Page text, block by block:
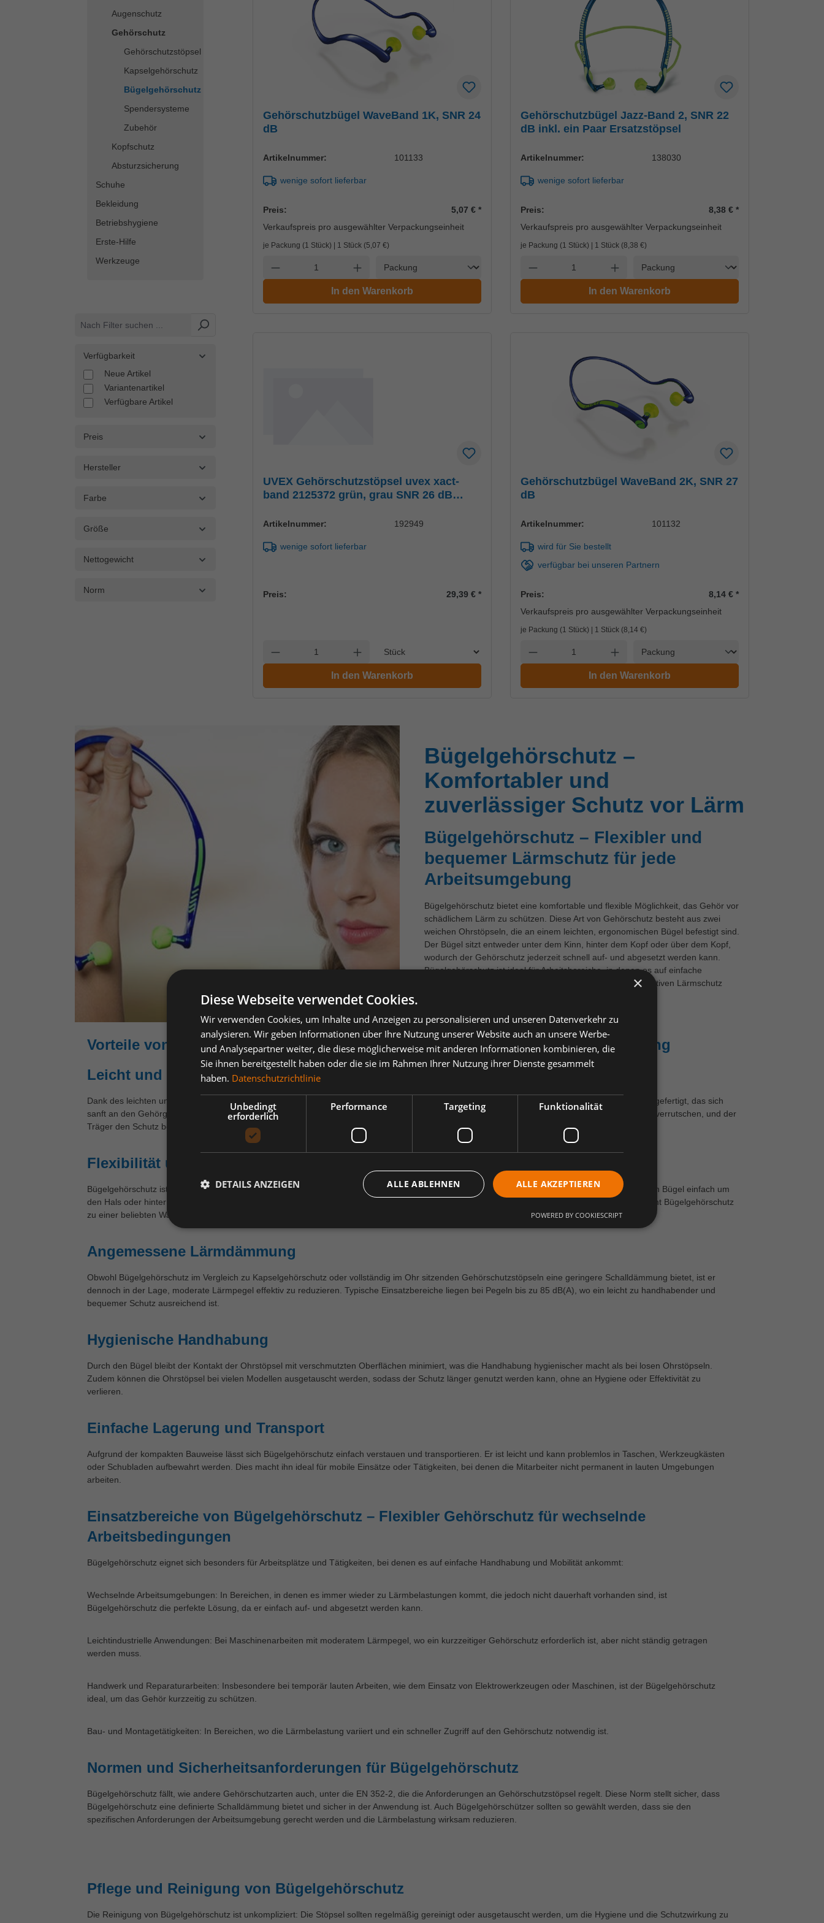
Augenschutz
Gehörschutz
Gehörschutzstöpsel
Kapselgehörschutz
Bügelgehörschutz
Spendersysteme
Zubehör
Kopfschutz
Absturzsicherung
Schuhe
Bekleidung
Betriebshygiene
Erste-Hilfe
Werkzeuge
Verfügbarkeit
Neue Artikel
Variantenartikel
Verfügbare Artikel
Preis
Hersteller
Farbe
Größe
Nettogewicht
Norm
Gehörschutzbügel WaveBand 1K, SNR 24
dB
Artikelnummer: 101133
wenige sofort lieferbar
Preis: 5,07 €*
Verkaufspreis pro ausgewählter Verpackungseinheit
je Packung (1 Stück) | 1 Stück (5,07 €)
Anzahl verringern Anzahl erhöhen
In den Warenkorb
Gehörschutzbügel Jazz-Band 2, SNR 22
dB inkl. ein Paar Ersatzstöpsel
Artikelnummer: 138030
wenige sofort lieferbar
Preis: 8,38 €*
Verkaufspreis pro ausgewählter Verpackungseinheit
je Packung (1 Stück) | 1 Stück (8,38 €)
Anzahl verringern Anzahl erhöhen
In den Warenkorb
UVEX Gehörschutzstöpsel uvex xact-
band 2125372 grün, grau SNR 26 dB
Artikelnummer: 192949
wenige sofort lieferbar
Preis: 29,39 €*
Anzahl verringern Anzahl erhöhen
In den Warenkorb
Gehörschutzbügel WaveBand 2K, SNR 27
dB
Artikelnummer: 101132
wird für Sie bestellt
verfügbar bei unseren Partnern
Preis: 8,14 €*
Verkaufspreis pro ausgewählter Verpackungseinheit
je Packung (1 Stück) | 1 Stück (8,14 €)
Anzahl verringern Anzahl erhöhen
In den Warenkorb
Bügelgehörschutz –
Komfortabler und
zuverlässiger Schutz vor Lärm
Bügelgehörschutz – Flexibler und
bequemer Lärmschutz für jede
Arbeitsumgebung
Bügelgehörschutz bietet eine komfortable und flexible Möglichkeit, das Gehör vor
schädlichem Lärm zu schützen. Diese Art von Gehörschutz besteht aus zwei
weichen Ohrstöpseln, die an einem leichten, ergonomischen Bügel befestigt sind.
Der Bügel sitzt entweder unter dem Kinn, hinter dem Kopf oder über dem Kopf,
wodurch der Gehörschutz jederzeit schnell auf- und abgesetzt werden kann.
Bügelgehörschutz ist ideal für Arbeitsbereiche, in denen es auf einfache
Handhabung und flexiblen Einsatz ankommt, ohne auf effektiven Lärmschutz
Vorteile von Bügelgehörschutz – Komfort, Flexibilität und effektive Lärmminderung
Leicht und bequem
Dank des leichten und ergonomischen Designs ist Bügelgehörschutz besonders komfortabel zu tragen. Die Ohrstöpsel sind aus weichem Material gefertigt, das sich
sanft an den Gehörgang anpasst, ohne unangenehmen Druck auszuüben. Der Bügel sorgt dafür, dass die Stöpsel jederzeit sicher sitzen, ohne zu verrutschen, und der
Träger den Schutz bei Bedarf schnell abnehmen kann.
Flexibilität und Mobilität
Bügelgehörschutz ist für Einsätze gedacht, bei denen der Gehörschutz nicht permanent, sondern intermittierend benötigt wird. Der Träger kann den Bügel einfach um
den Hals oder hinter den Kopf legen, wenn der Schutz nicht gebraucht wird, und ihn bei Bedarf blitzschnell wieder einsetzen. Diese Flexibilität macht Bügelgehörschutz
zu einer beliebten Wahl in wechselnden Arbeitssituationen oder bei kurzen Lärmbelastungen.
Angemessene Lärmdämmung
Obwohl Bügelgehörschutz im Vergleich zu Kapselgehörschutz oder vollständig im Ohr sitzenden Gehörschutzstöpseln eine geringere Schalldämmung bietet, ist er
dennoch in der Lage, moderate Lärmpegel effektiv zu reduzieren. Typische Einsatzbereiche liegen bei Pegeln bis zu 85 dB(A), wo ein leicht zu handhabender und
bequemer Schutz ausreichend ist.
Hygienische Handhabung
Durch den Bügel bleibt der Kontakt der Ohrstöpsel mit verschmutzten Oberflächen minimiert, was die Handhabung hygienischer macht als bei losen Ohrstöpseln.
Zudem können die Ohrstöpsel bei vielen Modellen ausgetauscht werden, sodass der Schutz länger genutzt werden kann, ohne an Hygiene oder Effektivität zu
verlieren.
Einfache Lagerung und Transport
Aufgrund der kompakten Bauweise lässt sich Bügelgehörschutz einfach verstauen und transportieren. Er ist leicht und kann problemlos in Taschen, Werkzeugkästen
oder Schubladen aufbewahrt werden. Dies macht ihn ideal für mobile Einsätze oder Tätigkeiten, bei denen die Mitarbeiter nicht permanent in lauten Umgebungen
arbeiten.
Einsatzbereiche von Bügelgehörschutz – Flexibler Gehörschutz für wechselnde
Arbeitsbedingungen
Bügelgehörschutz eignet sich besonders für Arbeitsplätze und Tätigkeiten, bei denen es auf einfache Handhabung und Mobilität ankommt:
Wechselnde Arbeitsumgebungen: In Bereichen, in denen es immer wieder zu Lärmbelastungen kommt, die jedoch nicht dauerhaft vorhanden sind, ist
Bügelgehörschutz die perfekte Lösung, da er einfach auf- und abgesetzt werden kann.
Leichtindustrielle Anwendungen: Bei Maschinenarbeiten mit moderatem Lärmpegel, wo ein kurzzeitiger Gehörschutz erforderlich ist, aber nicht ständig getragen
werden muss.
Handwerk und Reparaturarbeiten: Insbesondere bei temporär lauten Arbeiten, wie dem Einsatz von Elektrowerkzeugen oder Maschinen, ist der Bügelgehörschutz
ideal, um das Gehör kurzzeitig zu schützen.
Bau- und Montagetätigkeiten: In Bereichen, wo die Lärmbelastung variiert und ein schneller Zugriff auf den Gehörschutz notwendig ist.
Normen und Sicherheitsanforderungen für Bügelgehörschutz
Bügelgehörschutz fällt, wie andere Gehörschutzarten auch, unter die EN 352-2, die die Anforderungen an Gehörschutzstöpsel regelt. Diese Norm stellt sicher, dass
Bügelgehörschutz eine definierte Schalldämmung bietet und sicher in der Anwendung ist. Auch Bügelgehörschützer sollten so gewählt werden, dass sie den
spezifischen Anforderungen der Arbeitsumgebung gerecht werden und die Lärmbelastung wirksam reduzieren.
Pflege und Reinigung von Bügelgehörschutz
Die Reinigung von Bügelgehörschutz ist unkompliziert: Die Stöpsel sollten regelmäßig gereinigt oder ausgetauscht werden, um die Hygiene und die Schutzwirkung zu
×
Diese Webseite verwendet Cookies.
Wir verwenden Cookies, um Inhalte und Anzeigen zu personalisieren und unseren Datenverkehr zu
analysieren. Wir geben Informationen über Ihre Nutzung unserer Website auch an unsere Werbe-
und Analysepartner weiter, die diese möglicherweise mit anderen Informationen kombinieren, die
Sie ihnen bereitgestellt haben oder die sie im Rahmen Ihrer Nutzung ihrer Dienste gesammelt
haben. Datenschutzrichtlinie
Unbedingt
erforderlich
Performance Targeting Funktionalität
ALLE AKZEPTIEREN
ALLE ABLEHNEN
DETAILS ANZEIGEN
POWERED BY COOKIESCRIPT